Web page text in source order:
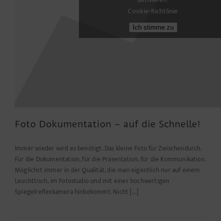
Cookie-Richtlinie
Ich stimme zu
Foto Dokumentation – auf die Schnelle!
Immer wieder wird es benötigt. Das kleine Foto für Zwischendurch.
Für die Dokumentation, für die Präsentation, für die Kommunikation.
Möglichst immer in der Qualität, die man eigentlich nur auf einem
Leuchttisch, im Fotostudio und mit einer hochwertigen
Spiegelreflexkamera hinbekommt. Nicht [...]